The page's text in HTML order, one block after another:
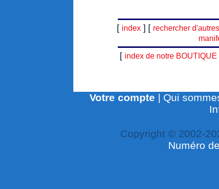
[ index ] [ rechercher
[ index de notre BOUTIQUE
Votre compte | Qui
Copyright © 2002-
Numéro